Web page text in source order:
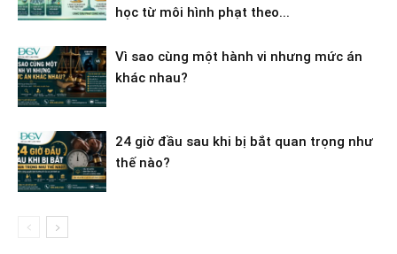
học từ môi hình phạt theo...
Vì sao cùng một hành vi nhưng mức án
khác nhau?
24 giờ đầu sau khi bị bắt quan trọng như
thế nào?